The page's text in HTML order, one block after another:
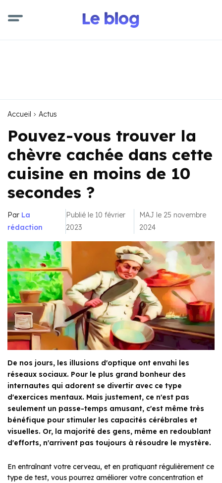
Accueil Actus
Pouvez-vous trouver la
chèvre cachée dans cette
cuisine en moins de 10
secondes ?
Par La
rédaction
Publié le 10 février
2023
MAJ le 25 novembre
2024
De nos jours, les illusions d'optique ont envahi les
réseaux sociaux. Pour le plus grand bonheur des
internautes qui adorent se divertir avec ce type
d'exercices mentaux. Mais justement, ce n'est pas
seulement un passe-temps amusant, c'est même très
bénéfique pour stimuler les capacités cérébrales et
visuelles. Or, la majorité des gens, même en redoublant
d'efforts, n'arrivent pas toujours à résoudre le mystère.
En entraînant votre cerveau, et en pratiquant régulièrement ce
type de test, vous pourrez améliorer votre concentration et